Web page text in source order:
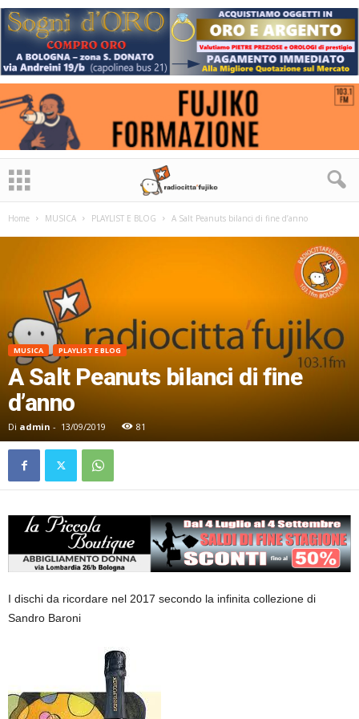
Home MUSICA PLAYLIST E BLOG A Salt Peanuts bilanci di fine d’anno
MUSICA PLAYLIST E BLOG
A Salt Peanuts bilanci di fine
d’anno
Di admin - 13/09/2019 81
I dischi da ricordare nel 2017 secondo la infinita collezione di
Sandro Baroni